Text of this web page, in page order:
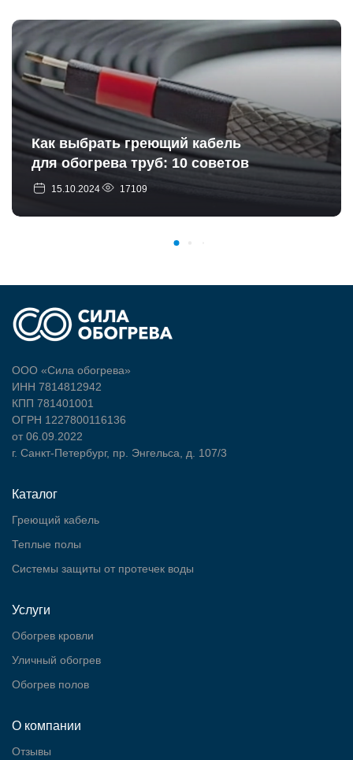
Как выбрать греющий кабель
для обогрева труб: 10 советов
15.10.2024 17109
ООО «Сила обогрева»
ИНН 7814812942
КПП 781401001
ОГРН 1227800116136
от 06.09.2022
г. Санкт-Петербург, пр. Энгельса, д. 107/3
Каталог
Греющий кабель
Теплые полы
Cистемы защиты от протечек воды
Услуги
Обогрев кровли
Уличный обогрев
Обогрев полов
О компании
Отзывы